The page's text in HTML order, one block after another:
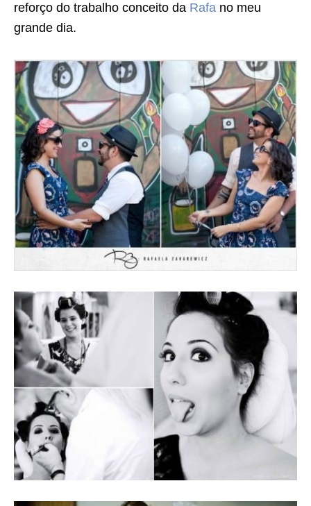
reforço do trabalho conceito da Rafa no meu
grande dia.